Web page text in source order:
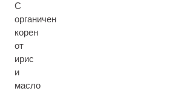
С
органичен
корен
от
ирис
и
масло